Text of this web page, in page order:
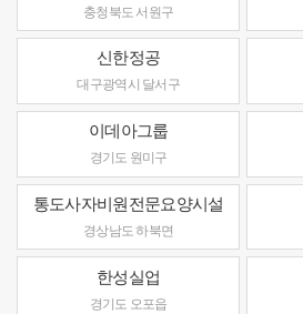
충청북도 서원구
신한정공
대구광역시 달서구
이데아그룹
경기도 원미구
통도사자비원전문요양시설
경상남도 하북면
한성실업
경기도 오포읍